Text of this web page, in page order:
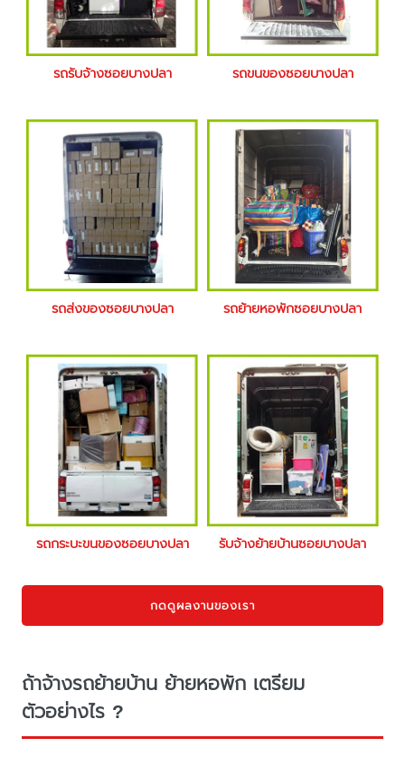
รถรับจ้างซอยบางปลา รถขนของซอยบางปลา
รถส่งของซอยบางปลา รถย้ายหอพักซอยบางปลา
รถกระบะขนของซอยบางปลา รับจ้างย้ายบ้านซอยบางปลา
กดดูผลงานของเรา
ถ้าจ้างรถย้ายบ้าน ย้ายหอพัก เตรียม
ตัวอย่างไร ?